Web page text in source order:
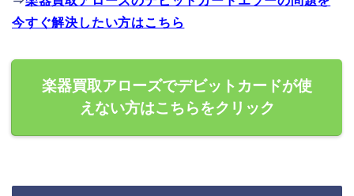
今すぐ解決したい方はこちら
楽器買取アローズでデビットカードが使
えない方はこちらをクリック